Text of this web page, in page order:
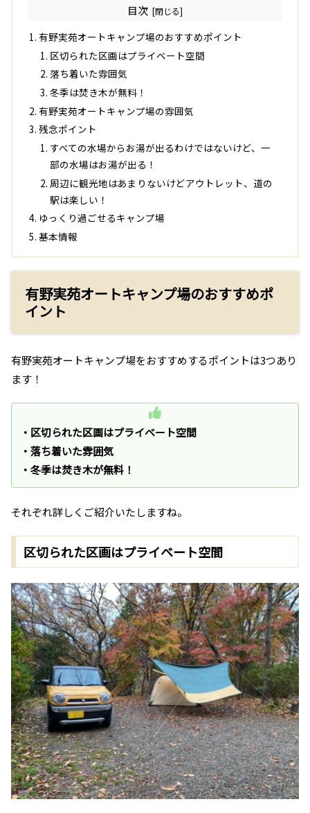
目次
有野実苑オートキャンプ場のおすすめポイント
区切られた区画はプライベート空間
落ち着いた雰囲気
冬季は焚き木が無料！
有野実苑オートキャンプ場の雰囲気
残念ポイント
すべての水場からお湯が出るわけではないけど、一
部の水場はお湯が出る！
周辺に観光地はあまりないけどアウトレット、道の
駅は楽しい！
ゆっくり過ごせるキャンプ場
基本情報
有野実苑オートキャンプ場のおすすめポ
イント
有野実苑オートキャンプ場をおすすめするポイントは3つあり
ます！
・区切られた区画はプライベート空間
・落ち着いた雰囲気
・冬季は焚き木が無料！
それぞれ詳しくご紹介いたしますね。
区切られた区画はプライベート空間